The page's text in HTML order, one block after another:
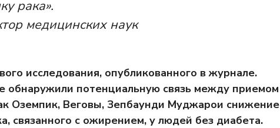
рака».
медицинских наук
исследования, опубликованного в журнале.
обнаружили потенциальную связь между приемом
Оземпик, Веговы, Зепбаунди Муджарои снижение
связанного с ожирением, у людей без диабета.